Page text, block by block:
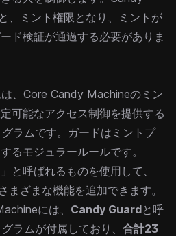
、ミント権限となり、ミントが
ド検証が通過する必要がありま
、Core Candy Machineのミン
可能なアクセス制御を提供する
ラムです。ガードはミントプ
るモジュラールールです。
」と呼ばれるものを使用して、
ざまな機能を追加できます。
には、 Candy Guardと呼
ラムが付属しており、 合計23